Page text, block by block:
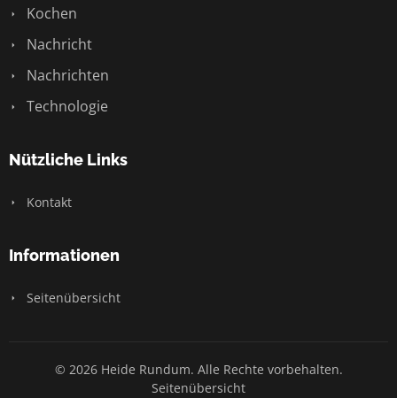
Kochen
Nachricht
Nachrichten
Technologie
Nützliche Links
Kontakt
Informationen
Seitenübersicht
© 2026 Heide Rundum. Alle Rechte vorbehalten.
Seitenübersicht